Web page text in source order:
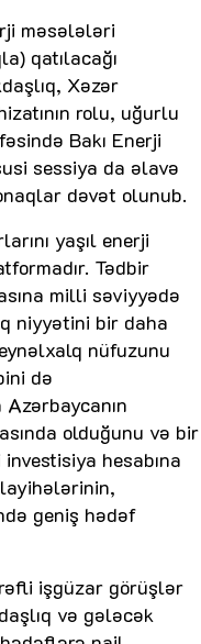
məsələləri
qatılacağı
Xəzər
rolu, uğurlu
Bakı Enerji
sessiya da əlavə
dəvət olunub.
yaşıl enerji
Tədbir
milli səviyyədə
niyyətini bir daha
nüfuzunu
də
olduğunu və bir
hesabına
layihələrinin,
geniş hədəf
işgüzar görüşlər
və gələcək